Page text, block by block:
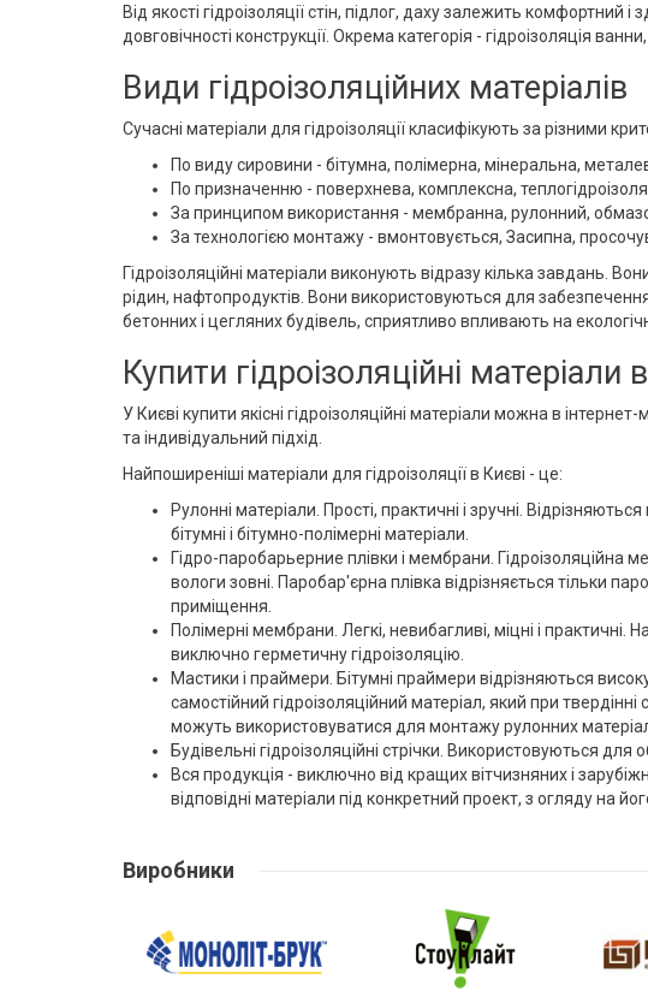
Від якості гідроізоляції стін, підлог, даху залежить
довговічності конструкції. Окрема категорія - гідроізоляція
Види гідроізоляційних матеріалів
Сучасні матеріали для гідроізоляції класифікують за різними
По виду сировини - бітумна, полімерна, мінеральна,
По призначенню - поверхнева, комплексна,
За принципом використання - мембранна, рулонний,
За технологією монтажу - вмонтовується, Засипна,
Гідроізоляційні матеріали виконують відразу кілька завдань.
рідин, нафтопродуктів. Вони використовуються для
бетонних і цегляних будівель, сприятливо впливають на
Купити гідроізоляційні матеріали
У Києві купити якісні гідроізоляційні матеріали можна в
та індивідуальний підхід.
Найпоширеніші матеріали для гідроізоляції в Києві - це:
Рулонні матеріали. Прості, практичні і зручні.
бітумні і бітумно-полімерні матеріали.
Гідро-паробарьерние плівки і мембрани. Гідроізоляційна
вологи зовні. Паробар'єрна плівка відрізняється тільки
приміщення.
Полімерні мембрани. Легкі, невибагливі, міцні і
виключно герметичну гідроізоляцію.
Мастики і праймери. Бітумні праймери відрізняються
самостійний гідроізоляційний матеріал, який при
можуть використовуватися для монтажу рулонних
Будівельні гідроізоляційні стрічки. Використовуються
Вся продукція - виключно від кращих вітчизняних і
відповідні матеріали під конкретний проект, з огляду на
Виробники